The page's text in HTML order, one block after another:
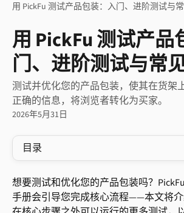
用 PickFu 测试产品包装：入门、进阶测试与
用 PickFu 测试产品
门、进阶测试与常
测试并优化您的产品包装，使其在货架
正确的信息，将浏览者转化为买家。
2026年5月31日
目录
想要测试和优化您的产品包装吗？
手册会引导您完成核心流程——本文将介